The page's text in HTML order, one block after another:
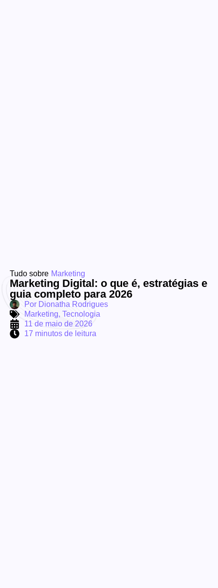
Tudo sobre Marketing
Marketing Digital: o que é, estratégias e
guia completo para 2026
Por Dionatha Rodrigues
Marketing, Tecnologia
11 de maio de 2026
17 minutos de leitura